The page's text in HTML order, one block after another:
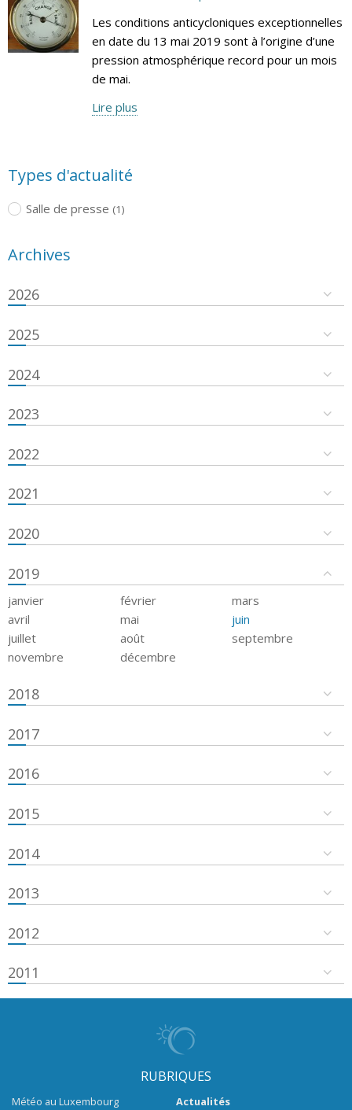
Les conditions anticycloniques exceptionnelles
en date du 13 mai 2019 sont à l’origine d’une
pression atmosphérique record pour un mois
de mai.
Lire plus
Types d'actualité
Salle de presse (1)
Archives
2026
2025
2024
2023
2022
2021
2020
2019
janvier février
mars
avril
mai
juin
juillet
août
septembre
novembre
décembre
2018
2017
2016
2015
2014
2013
2012
2011
RUBRIQUES
Météo au Luxembourg
Actualités